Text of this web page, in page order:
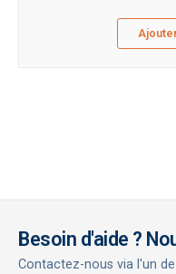
Besoin d'aide ?
Contactez-nous via l'un